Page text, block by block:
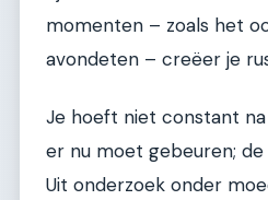
momenten – zoals het
avondeten – creëer je
Je hoeft niet constant
er nu moet gebeuren;
Uit onderzoek onder